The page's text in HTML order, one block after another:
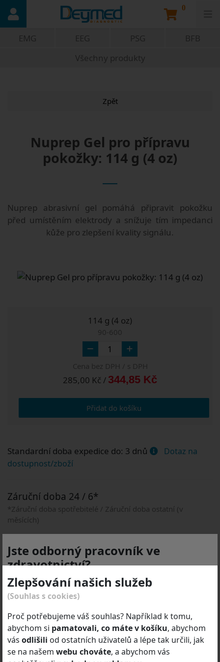
0
EMG EEG PSG
BFB
Všechny produkty
Zpět
Nuprep Gel pro přípravu
pokožky: 114 g (4 oz)
Nuprep abrasivní gel pomáhá připravit pokožku
před umístěním elektrody a snížuje tím impedanci
kůže pro zlepšení kvality signálu.
114 g (4 oz)
90-600
Cena bez DPH / s DPH
285,00 Kč / 344,85 Kč
Přidat do košíku
Standardní doba expedice do: 3 dnů
Dotaz na
dostupnost/zboží
Záruční doba 24 / 6*
*Záruční doba spotřebitelé / Záruční doba ostatní (v
měsících)
Zákazníci také koupili
Jste odborný pracovník ve
zdravotnictví?
Produktové stránky a e-shopDEYMED Diagnostic
s.r.o.jsou určenyvýhradně odborníkům dle zákona
č. 40/1995 Sb. o regulaci reklamy ve znění pozdějších
předpisů.
Odborník je osoba oprávněná předepisovat nebo
vydávat léčivé přípravky, zdravotnické prostředky nebo
Zlepšování našich služeb
(Souhlas s cookies)
Proč potřebujeme váš souhlas? Například k tomu,
abychom si pamatovali, co máte v košíku, abychom
vás odlišili od ostatních uživatelů a lépe tak určili, jak
se na našem webu chováte, a abychom vás